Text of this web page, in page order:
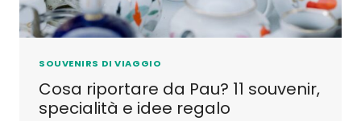
SOUVENIRS DI VIAGGIO
Cosa riportare da Pau? 11 souvenir,
specialità e idee regalo